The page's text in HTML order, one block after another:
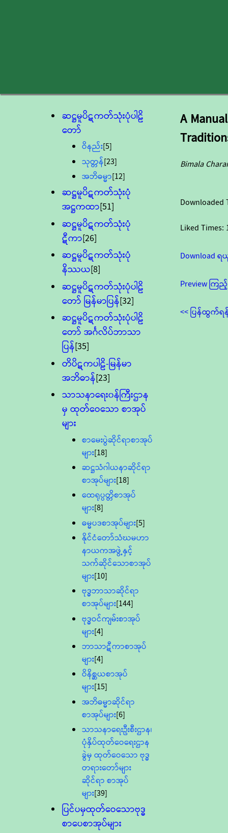
ဆဋ္ဌမူပိဋကတ်သုံးပုံပါဠိ
တော်
ဝိနည်း[5]
သုတ္တန်[23]
အဘိဓမ္မာ[12]
ဆဋ္ဌမူပိဋကတ်သုံးပုံ
အဋ္ဌကထာ[51]
ဆဋ္ဌမူပိဋကတ်သုံးပုံ
ဋီကာ[26]
ဆဋ္ဌမူပိဋကတ်သုံးပုံ
နိဿယ[8]
ဆဋ္ဌမူပိဋကတ်သုံးပုံပါဠိ
တော် မြန်မာပြန်[32]
ဆဋ္ဌမူပိဋကတ်သုံးပုံပါဠိ
တော် အင်္ဂလိပ်ဘာသာ
ပြန်[35]
တိပိဋကပါဠိ-မြန်မာ
အဘိဓာန်[23]
သာသနာရေး၀န်ကြီးဌာန
မှ ထုတ်ဝေသော စာအုပ်
များ
စာမေးပွဲဆိုင်ရာစာအုပ်
များ[18]
ဆဋ္ဌသံဂါယနာဆိုင်ရာ
စာအုပ်များ[18]
ထေရုပ္ပတ္တိစာအုပ်
များ[8]
ဓမ္မပဒစာအုပ်များ[5]
နိုင်ငံတော်သံဃမဟာ
နာယကအဖွဲ့နှင့်
သက်ဆိုင်သောစာအုပ်
များ[10]
ဗုဒ္ဓဘာသာဆိုင်ရာ
စာအုပ်များ[144]
ဗုဒ္ဓဝင်ကျမ်းစာအုပ်
များ[4]
ဘာသာဋီကာစာအုပ်
များ[4]
ဝိနိစ္ဆယစာအုပ်
များ[15]
အဘိဓမ္မာဆိုင်ရာ
စာအုပ်များ[6]
သာသနာရေးဦးစီးဌာန၊
ပုံနှိပ်ထုတ်ဝေရေးဌာန
ခွဲမှ ထုတ်ဝေသော ဗုဒ္ဓ
တရားတော်များ
ဆိုင်ရာ စာအုပ်
များ[39]
ပြင်ပမှထုတ်ဝေသောဗုဒ္ဓ
စာပေစာအုပ်များ
A
Bimala
Downloaded
Liked Times:
Download
Preview ကြ
<< ပြန်ထွက်ရ